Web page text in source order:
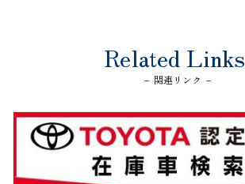
Related Links
－ 関連リンク －